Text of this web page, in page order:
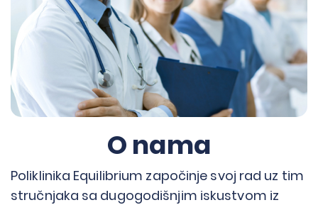
O nama
Poliklinika Equilibrium započinje svoj rad uz tim
stručnjaka sa dugogodišnjim iskustvom iz